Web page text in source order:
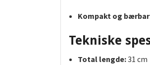
Kompakt og
Tekniske
Total lengde:31 cm